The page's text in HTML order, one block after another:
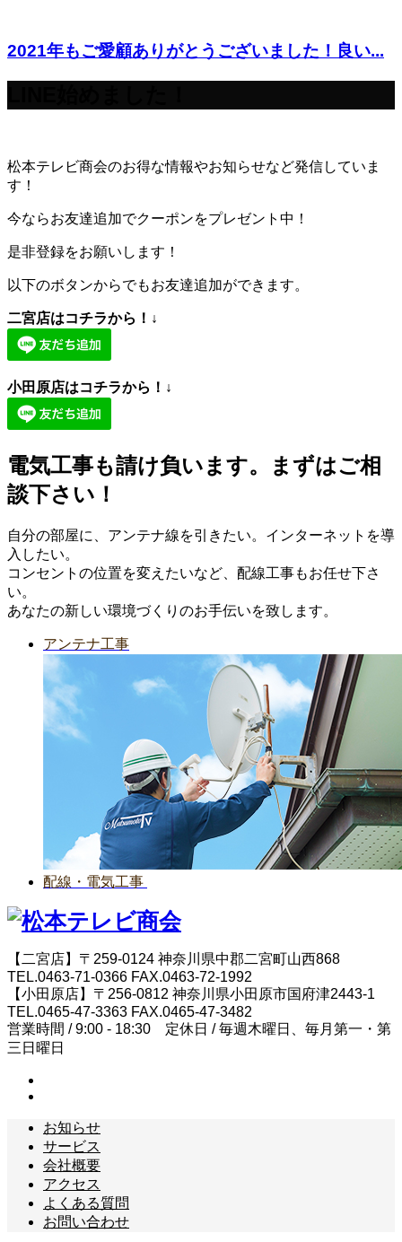
2021年もご愛顧ありがとうございました！良い...
松本テレビ商会のお得な情報やお知らせなど発信していま
す！
今ならお友達追加でクーポンをプレゼント中！
是非登録をお願いします！
以下のボタンからでもお友達追加ができます。
二宮店はコチラから！↓
小田原店はコチラから！↓
電気工事も請け負います。まずはご相
談下さい！
自分の部屋に、アンテナ線を引きたい。インターネットを導
入したい。
コンセントの位置を変えたいなど、配線工事もお任せ下さ
い。
あなたの新しい環境づくりのお手伝いを致します。
アンテナ工事
配線・電気工事
【二宮店】〒259-0124 神奈川県中郡二宮町山西868
TEL.0463-71-0366 FAX.0463-72-1992
【小田原店】〒256-0812 神奈川県小田原市国府津2443-1
TEL.0465-47-3363 FAX.0465-47-3482
営業時間 / 9:00 - 18:30 定休日 / 毎週木曜日、毎月第一・第
三日曜日
お知らせ
サービス
会社概要
アクセス
よくある質問
お問い合わせ